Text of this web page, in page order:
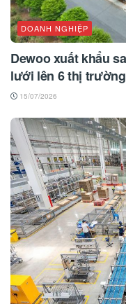
DOANH NGHIỆP
Dewoo xuất khẩu
lưới lên 6 thị
15/07/2026